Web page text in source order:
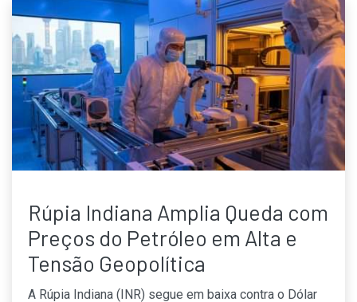
Rúpia Indiana Amplia Queda com
Preços do Petróleo em Alta e
Tensão Geopolítica
A Rúpia Indiana (INR) segue em baixa contra o Dólar